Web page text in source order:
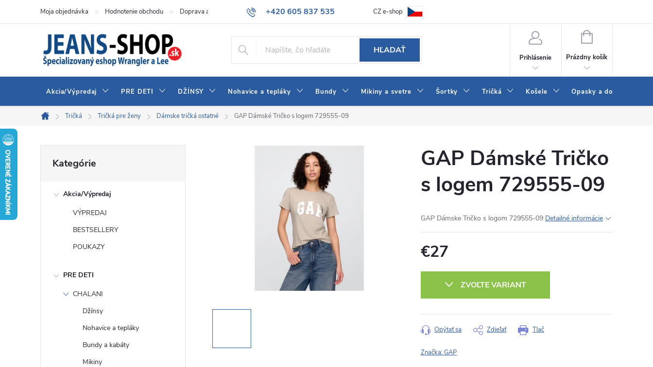
+420 605 837 535
info@jeans-shop.sk
Moja objednávka Hodnotenie obchodu Doprava a platba Všeobecné obchodné podmienky Ako vybrať džínsy Wrangler a LEE
CZ e-shop
HĽADAŤ
Prihlásenie
NÁKUPNÝ
Prázdny košík
Akcia/Výpredaj PRE DETI DŽÍNSY Nohavice a tepláky Bundy Mikiny a svetre Šortky Tričká Košele Opasky a doplnky
Domov
Tričká Tričká pre ženy Dámske tričká ostatné GAP Dámské Tričko s logem 729555-09
kategórie
Kategórie
Akcia/Výpredaj
VÝPREDAJ
BESTSELLERY
POUKAZY
PRE DETI
CHALANI
Džínsy
Nohavice a tepláky
Bundy a kabáty
Mikiny
GAP Dámské Tričko
s logem 729555-09
GAP Dámske Tričko s logom 729555-09 Detailné informácie
€27
ZVOĽTE VARIANT
Tlač
Opýtať sa Zdieľať
Značka:GAP